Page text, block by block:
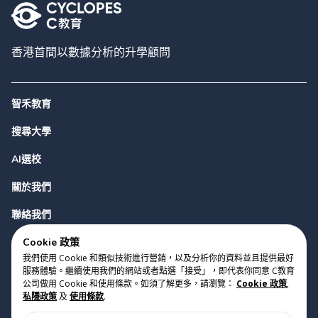
香港首間以數據分析的升學顧問
智禾教育
搜尋大學
AI選校
關於我們
聯絡我們
版權 2023 Cyclopes® •
Cookie 政策
我們使用 Cookie 和類似技術進行營銷，以及分析你的資料並且提供最好
服務體驗。繼續使用我們的網站或者點選「接受」，即代表你同意 C教育
公司做用 Cookie 和使用條款。如須了解更多，請瀏覽： Cookie 政策,
私隱政策及 使用條款.